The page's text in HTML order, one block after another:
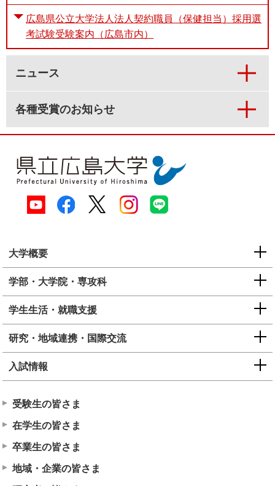
広島県公立大学法人法人契約職員（保健担当）採用選
考試験受験案内（広島市内）
ニュース
各種受賞のお知らせ
大学概要
学部・大学院・専攻科
学生生活・就職支援
研究・地域連携・国際交流
入試情報
受験生の皆さま
在学生の皆さま
卒業生の皆さま
地域・企業の皆さま